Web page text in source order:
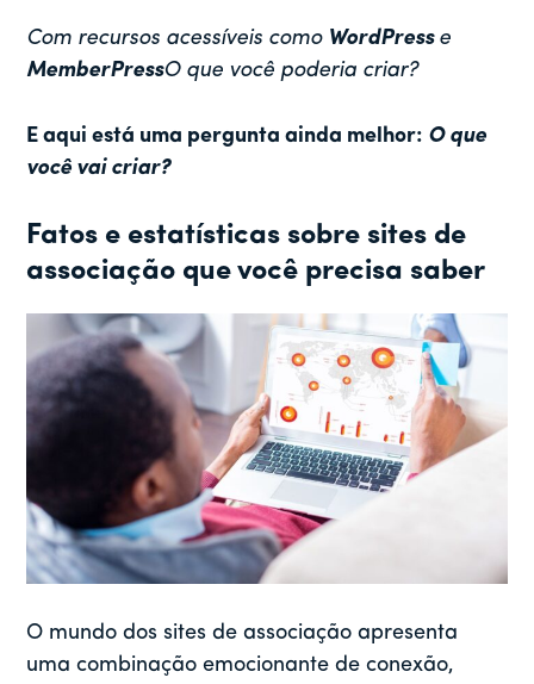
Com recursos acessíveis como WordPress e
MemberPressO que você poderia criar?
E aqui está uma pergunta ainda melhor: O que
você vai criar?
Fatos e estatísticas sobre sites de
associação que você precisa saber
O mundo dos sites de associação apresenta
uma combinação emocionante de conexão,